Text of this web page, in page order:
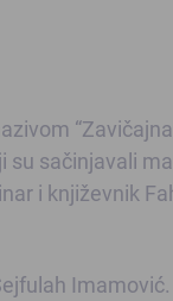
su sačinjavali
i književnik